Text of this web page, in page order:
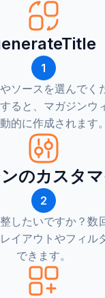
1
ソースを選んでく
ると、マガジンウ
的に作成されます。
のカスタ
2
したいですか？数
イアウトやフィル
できます。